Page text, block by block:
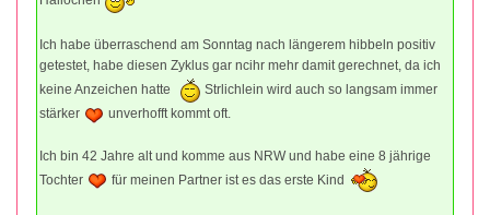
Ich habe überraschend am Sonntag nach längerem hibbeln positiv
getestet, habe diesen Zyklus gar ncihr mehr damit gerechnet, da ich
keine Anzeichen hatte
Strlichlein wird auch so langsam immer
stärker
unverhofft kommt oft.
Ich bin 42 Jahre alt und komme aus NRW und habe eine 8 jährige
Tochter
für meinen Partner ist es das erste Kind